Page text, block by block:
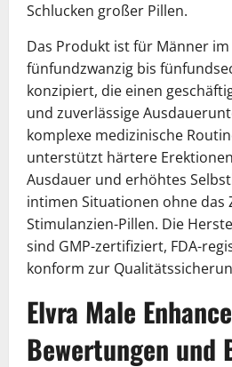
Schlucken großer Pillen.
Das Produkt ist für Männer
fünfundzwanzig bis
konzipiert, die einen
und zuverlässige
komplexe medizinische
unterstützt härtere
Ausdauer und erhöhtes
intimen Situationen ohne das
Stimulanzien-Pillen. Die
sind GMP-zertifiziert, FDA-
konform zur
Elvra Male
Bewertungen und